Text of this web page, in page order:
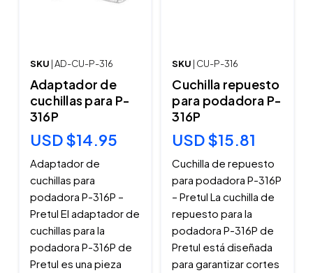
SKU | AD-CU-P-316
Adaptador de
cuchillas para P-
316P
USD $14.95
Adaptador de
cuchillas para
podadora P-316P –
Pretul El adaptador de
cuchillas para la
podadora P-316P de
Pretul es una pieza
SKU | CU-P-316
Cuchilla repuesto
para podadora P-
316P
USD $15.81
Cuchilla de repuesto
para podadora P-316P
– Pretul La cuchilla de
repuesto para la
podadora P-316P de
Pretul está diseñada
para garantizar cortes